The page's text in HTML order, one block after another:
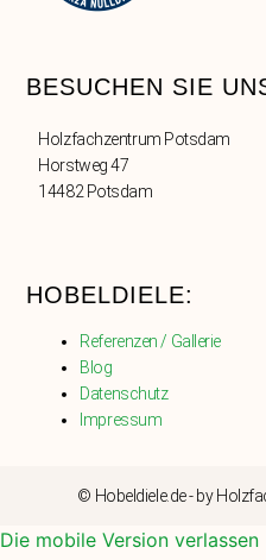
BESUCHEN SIE
Holzfachzentrum Potsdam
Horstweg 47
14482 Potsdam
HOBELDIELE:
Referenzen / Gallerie
Blog
Datenschutz
Impressum
© Hobeldiele.de - by
Die mobile Version verlassen